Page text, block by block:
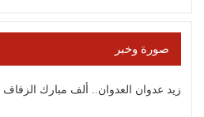
صورة وخبر
زيد عدوان العدوان.. ألف مبارك الزفاف